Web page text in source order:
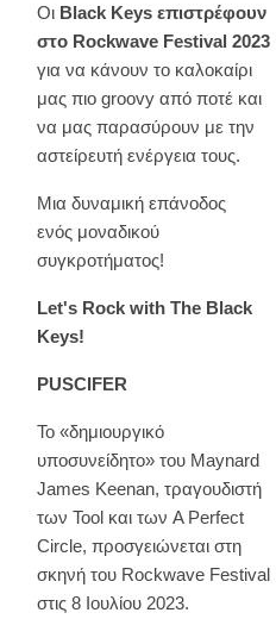
Οι Black Keys επιστρέφουν
στο Rockwave Festival 2023
για να κάνουν το καλοκαίρι
μας πιο groovy από ποτέ και
να μας παρασύρουν με την
αστείρευτή ενέργεια τους.
Μια δυναμική επάνοδος
ενός μοναδικού
συγκροτήματος!
Let's Rock with The Black
Keys!
PUSCIFER
Το «δημιουργικό
υποσυνείδητο» του Maynard
James Keenan, τραγουδιστή
των Tool και των A Perfect
Circle, προσγειώνεται στη
σκηνή του Rockwave Festival
στις 8 Ιουλίου 2023.